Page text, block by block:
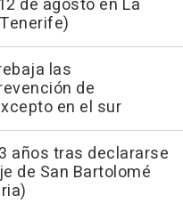
de agosto en La
las
de
en el sur
años tras declararse
de San Bartolomé